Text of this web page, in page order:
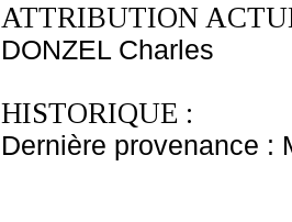
ATTRIBUTION
DONZEL Charles
HISTORIQUE :
Dernière provenance :